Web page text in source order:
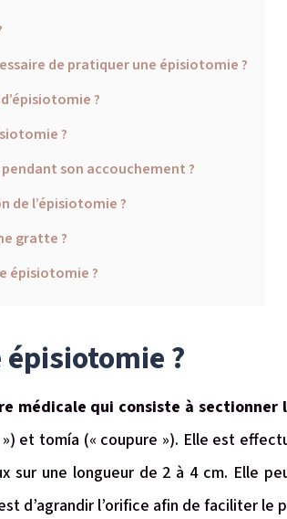
de pratiquer une épisiotomie ?
?
?
son accouchement ?
de l’épisiotomie ?
gratte ?
épisiotomie ?
épisiotomie ?
médicale qui consiste à sectionner
et tomía (« coupure »). Elle est
sur une longueur de 2 à 4 cm. Elle
d’agrandir l’orifice afin de faciliter le